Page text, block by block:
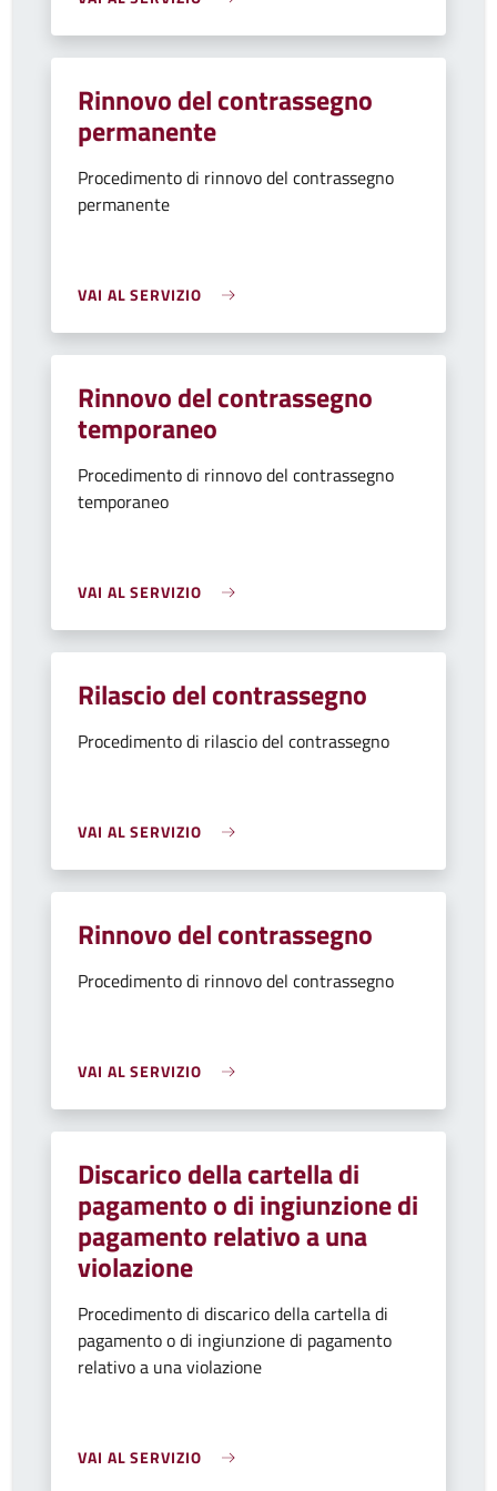
Rinnovo del contrassegno
permanente
Procedimento di rinnovo del contrassegno
permanente
VAI AL SERVIZIO
Rinnovo del contrassegno
temporaneo
Procedimento di rinnovo del contrassegno
temporaneo
VAI AL SERVIZIO
Rilascio del contrassegno
Procedimento di rilascio del contrassegno
VAI AL SERVIZIO
Rinnovo del contrassegno
Procedimento di rinnovo del contrassegno
VAI AL SERVIZIO
Discarico della cartella di
pagamento o di ingiunzione di
pagamento relativo a una
violazione
Procedimento di discarico della cartella di
pagamento o di ingiunzione di pagamento
relativo a una violazione
VAI AL SERVIZIO